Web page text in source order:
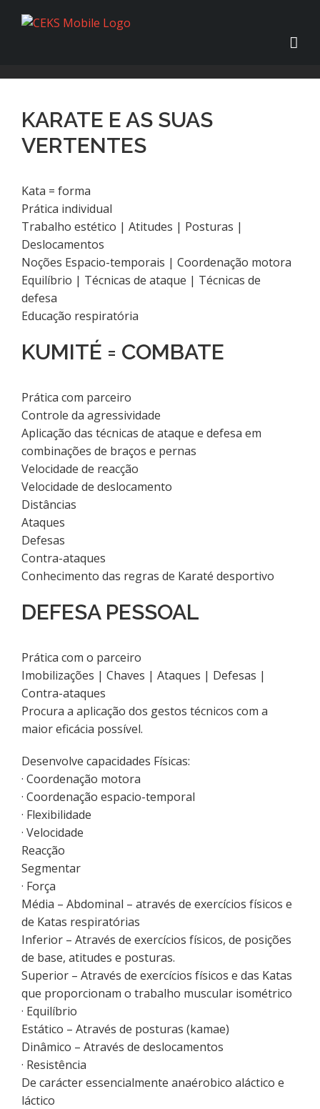
KARATE E AS SUAS
VERTENTES
Kata = forma
Prática individual
Trabalho estético | Atitudes | Posturas |
Deslocamentos
Noções Espacio-temporais | Coordenação motora
Equilíbrio | Técnicas de ataque | Técnicas de
defesa
Educação respiratória
KUMITÉ = COMBATE
Prática com parceiro
Controle da agressividade
Aplicação das técnicas de ataque e defesa em
combinações de braços e pernas
Velocidade de reacção
Velocidade de deslocamento
Distâncias
Ataques
Defesas
Contra-ataques
Conhecimento das regras de Karaté desportivo
DEFESA PESSOAL
Prática com o parceiro
Imobilizações | Chaves | Ataques | Defesas |
Contra-ataques
Procura a aplicação dos gestos técnicos com a
maior eficácia possível.
Desenvolve capacidades Físicas:
· Coordenação motora
· Coordenação espacio-temporal
· Flexibilidade
· Velocidade
Reacção
Segmentar
· Força
Média – Abdominal – através de exercícios físicos e
de Katas respiratórias
Inferior – Através de exercícios físicos, de posições
de base, atitudes e posturas.
Superior – Através de exercícios físicos e das Katas
que proporcionam o trabalho muscular isométrico
· Equilíbrio
Estático – Através de posturas (kamae)
Dinâmico – Através de deslocamentos
· Resistência
De carácter essencialmente anaérobico aláctico e
láctico